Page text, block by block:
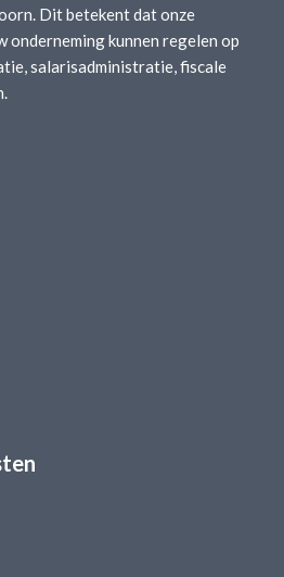
Dit betekent dat onze
onderneming kunnen regelen op
salarisadministratie, fiscale